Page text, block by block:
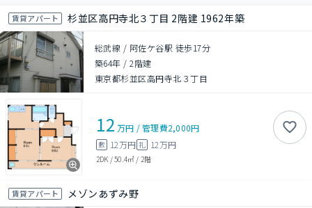
賃貸アパート 杉並区高円寺北３丁目 2階建 1962年築
総武線 / 阿佐ケ谷駅 徒歩17分
築64年 /2階建
東京都杉並区高円寺北３丁目
12 万円 /管理費2,000円
敷 12万円 礼 12万円
2DK /50.4㎡ / 2階
賃貸アパート メゾンあずみ野